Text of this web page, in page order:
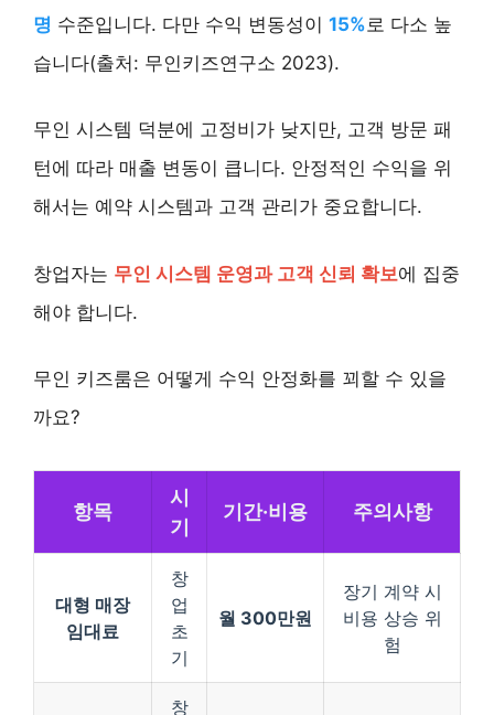
명 수준입니다. 다만 수익 변동성이 15% 로 다소 높
습니다(출처: 무인키즈연구소 2023).
무인 시스템 덕분에 고정비가 낮지만, 고객 방문 패
턴에 따라 매출 변동이 큽니다. 안정적인 수익을 위
해서는 예약 시스템과 고객 관리가 중요합니다.
창업자는 무인 시스템 운영과 고객 신뢰 확보에 집중
해야 합니다.
무인 키즈룸은 어떻게 수익 안정화를 꾀할 수 있을
까요?
항목
시
기
기간·비용 주의사항
대형 매장
임대료
창
업
초
기
월 300만원
장기 계약 시
비용 상승 위
험
창